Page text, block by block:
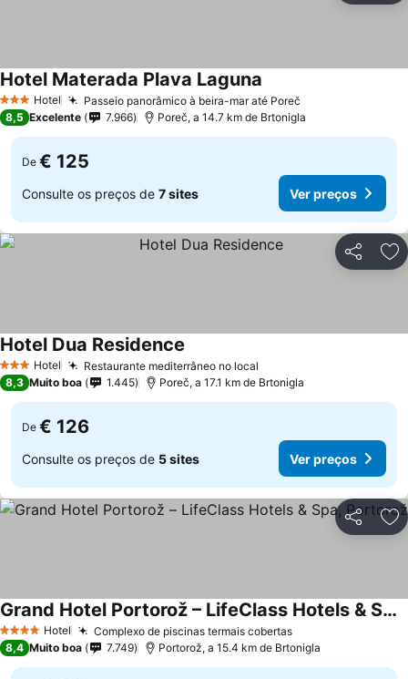
3 EstrelasHotel Passeio panorâmico à beira-mar até Poreč
Hotel Materada Plava Laguna
8,5 Excelente 7.966 Poreč, a 14.7 km de Brtonigla
De € 125
Consulte os preços de 7 sites Ver preços
Partilhar
3 EstrelasHotel Restaurante mediterrâneo no local
Hotel Dua Residence
8,3 Muito boa 1.445 Poreč, a 17.1 km de Brtonigla
De € 126
Consulte os preços de 5 sites Ver preços
Partilhar
4 EstrelasHotel Complexo de piscinas termais cobertasVer preços
Grand Hotel Portorož – LifeClass Hotels & Spa, Portorož
Ver preços
8,4 Muito boa 7.749 Portorož, a 15.4 km de Brtonigla